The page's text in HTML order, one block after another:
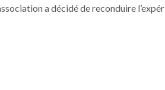
a décidé de reconduire